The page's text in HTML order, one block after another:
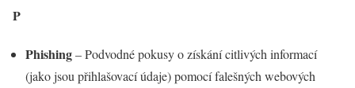
P
Phishing– Podvodné pokusy o získání citlivých informací
(jako jsou přihlašovací údaje) pomocí falešných webových